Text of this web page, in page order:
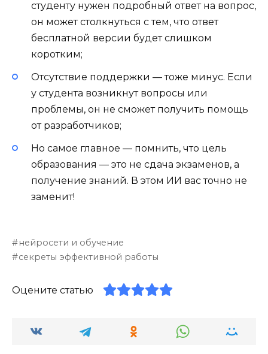
студенту нужен подробный ответ на вопрос,
он может столкнуться с тем, что ответ
бесплатной версии будет слишком
коротким;
Отсутствие поддержки — тоже минус. Если
у студента возникнут вопросы или
проблемы, он не сможет получить помощь
от разработчиков;
Но самое главное — помнить, что цель
образования — это не сдача экзаменов, а
получение знаний. В этом ИИ вас точно не
заменит!
нейросети и обучение
секреты эффективной работы
Оцените статью